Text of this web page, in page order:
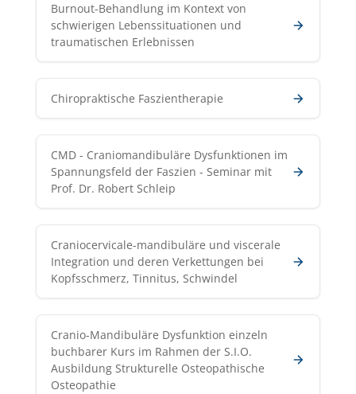
Burnout-Behandlung im Kontext von
schwierigen Lebenssituationen und
traumatischen Erlebnissen
Chiropraktische Faszientherapie
CMD - Craniomandibuläre Dysfunktionen im
Spannungsfeld der Faszien - Seminar mit
Prof. Dr. Robert Schleip
Craniocervicale-mandibuläre und viscerale
Integration und deren Verkettungen bei
Kopfsschmerz, Tinnitus, Schwindel
Cranio-Mandibuläre Dysfunktion einzeln
buchbarer Kurs im Rahmen der S.I.O.
Ausbildung Strukturelle Osteopathische
Osteopathie